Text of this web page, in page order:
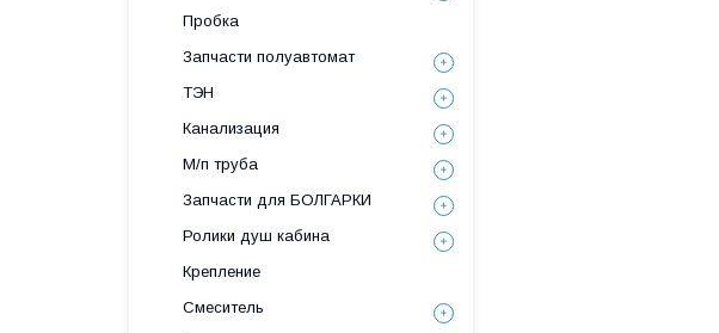
Пробка
Запчасти полуавтомат
ТЭН
Канализация
М/п труба
Запчасти для БОЛГАРКИ
Ролики душ кабина
Крепление
Смеситель